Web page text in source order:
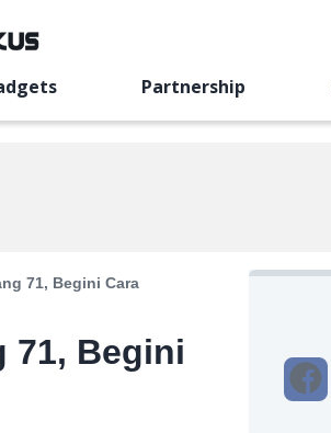
Partnership
71, Begini Cara
71, Begini